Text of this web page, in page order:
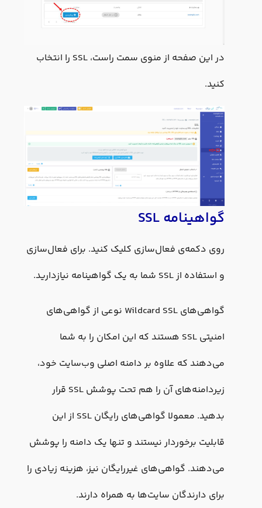
در این صفحه از منوی سمت راست، SSL را انتخاب
کنید.
گواهینامه SSL
روی دکمه‌ی فعال‌سازی کلیک کنید. برای فعال‌سازی
و استفاده از SSL شما به یک گواهینامه نیازدارید.
گواهی‌های ‎Wildcard SSL نوعی از گواهی‌های
امنیتی SSL هستند که این امکان را به شما
می‌دهند که علاوه بر دامنه اصلی وب‌سایت خود،
زیردامنه‌های آن را هم تحت پوشش SSL قرار
بدهید. ‏معمولا گواهی‌های رایگان SSL از این
قابلیت برخوردار نیستند و تنها یک دامنه را پوشش
می‌دهند. گواهی‌های غیررایگان نیز، هزینه زیادی را
برای دارندگان سایت‌ها به همراه دارند.